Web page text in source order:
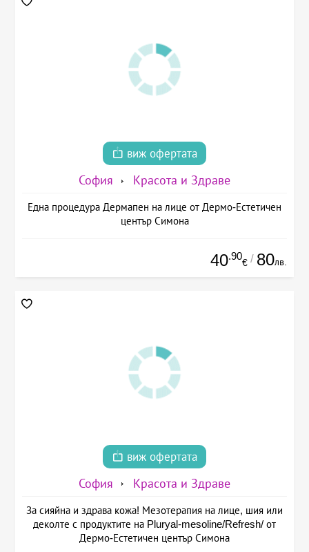
виж офертата
София Красота и Здраве
Една процедура Дермапен на лице от Дермо-Естетичен
център Симона
40.90
€ / 80лв.
виж офертата
София Красота и Здраве
За сияйна и здрава кожа! Мезотерапия на лице, шия или
деколте с продуктите на Pluryal-mesoline/Refresh/ от
Дермо-Естетичен център Симона